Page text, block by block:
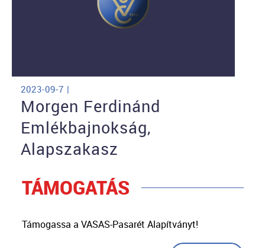
2023-09-7 |
Morgen Ferdinánd
Emlékbajnokság,
Alapszakasz
TÁMOGATÁS
Támogassa a VASAS-Pasarét Alapítványt!